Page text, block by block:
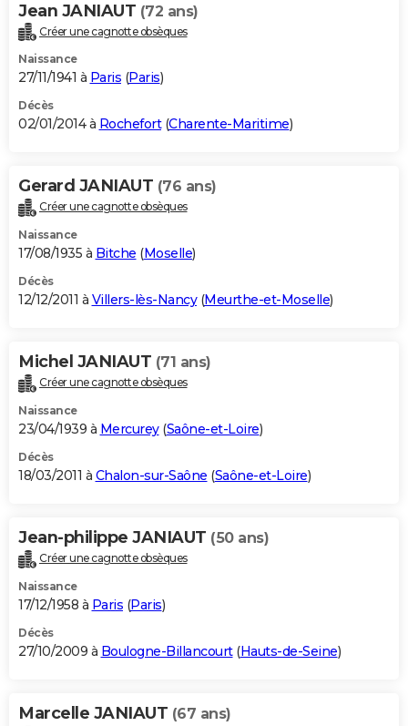
Jean JANIAUT (72 ans)
Créer une cagnotte obsèques
Naissance
27/11/1941 à Paris (Paris)
Décès
02/01/2014 à Rochefort(Charente-Maritime)
Gerard JANIAUT (76 ans)
Créer une cagnotte obsèques
Naissance
17/08/1935 à Bitche (Moselle)
Décès
12/12/2011 à Villers-lès-Nancy(Meurthe-et-Moselle)
Michel JANIAUT (71 ans)
Créer une cagnotte obsèques
Naissance
23/04/1939 à Mercurey(Saône-et-Loire)
Décès
18/03/2011 à Chalon-sur-Saône (Saône-et-Loire)
Jean-philippe JANIAUT (50 ans)
Créer une cagnotte obsèques
Naissance
17/12/1958 à Paris (Paris)
Décès
27/10/2009 à Boulogne-Billancourt(Hauts-de-Seine)
Marcelle JANIAUT (67 ans)